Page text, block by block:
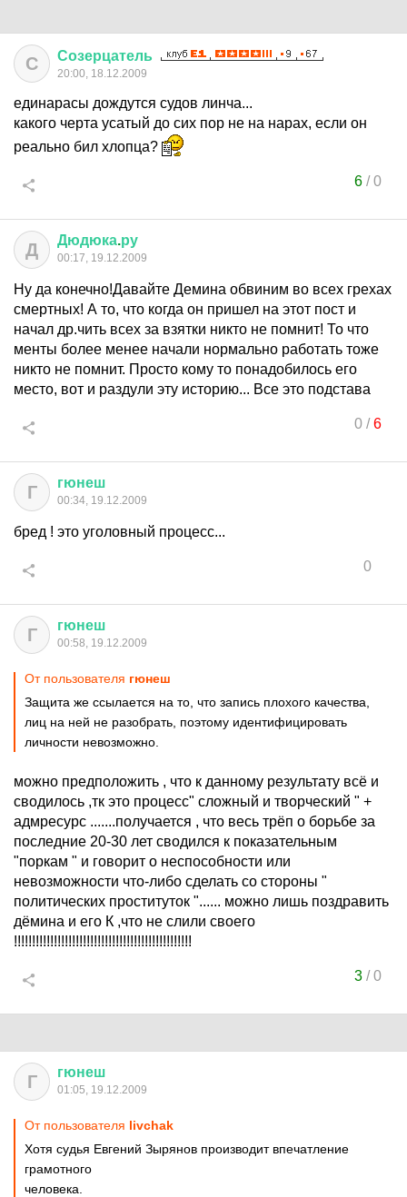
С Созерцатель
20:00, 18.12.2009
единарасы дождутся судов линча...
какого черта усатый до сих пор не на нарах, если он
реально бил хлопца?
6/0
Д Дюдюка.ру
00:17, 19.12.2009
Ну да конечно!Давайте Демина обвиним во всех грехах
смертных! А то, что когда он пришел на этот пост и
начал др.чить всех за взятки никто не помнит! То что
менты более менее начали нормально работать тоже
никто не помнит. Просто кому то понадобилось его
место, вот и раздули эту историю... Все это подстава
0/6
Г гюнеш
00:34, 19.12.2009
бред ! это уголовный процесс...
0
Г гюнеш
00:58, 19.12.2009
От пользователя гюнеш
Защита же ссылается на то, что запись плохого качества,
лиц на ней не разобрать, поэтому идентифицировать
личности невозможно.
можно предположить , что к данному результату всё и
сводилось ,тк это процесс" сложный и творческий " +
адмресурс .......получается , что весь трёп о борьбе за
последние 20-30 лет сводился к показательным
"поркам " и говорит о неспособности или
невозможности что-либо сделать со стороны "
политических проституток "...... можно лишь поздравить
дёмина и его К ,что не слили своего
!!!!!!!!!!!!!!!!!!!!!!!!!!!!!!!!!!!!!!!!!!!!!!!!!
3/0
Г гюнеш
01:05, 19.12.2009
От пользователя livchak
Хотя судья Евгений Зырянов производит впечатление
грамотного
человека.